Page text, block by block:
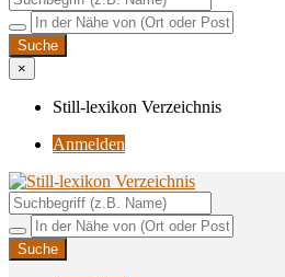
×
Still-lexikon Verzeichnis
Anmelden
Still-lexikon Verzeichnis
Unterstützungsangebote rund ums Stillen